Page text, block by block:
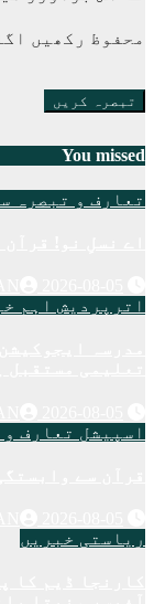
محفوظ رکھیں
You missed
تعارف و تبصرہ
اترپردیش اہم
اسپیشل تعارف و
ریاستی خبریں